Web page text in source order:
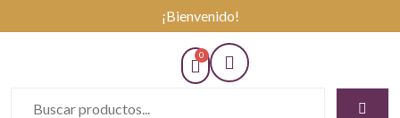
¡Bienvenido!